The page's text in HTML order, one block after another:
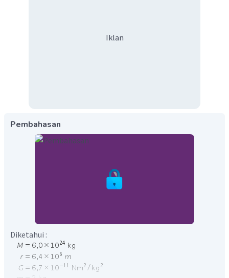
Iklan
Pembahasan
Diketahui :